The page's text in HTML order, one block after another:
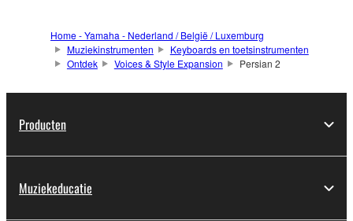
Home - Yamaha - Nederland / België / Luxemburg
Muziekinstrumenten
Keyboards en toetsinstrumenten
Ontdek
Voices & Style Expansion Persian 2
Producten
Muziekeducatie